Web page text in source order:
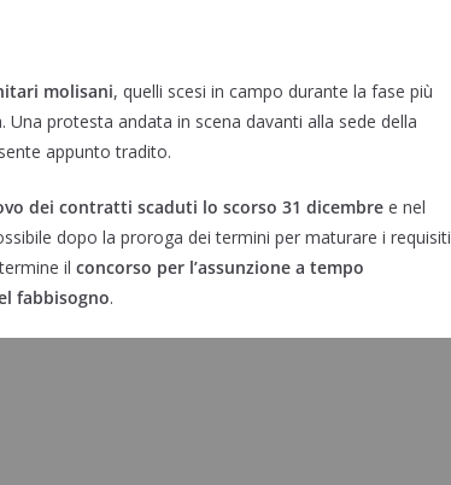
molisani, quelli scesi in campo durante la fase più
protesta andata in scena davanti alla sede della
appunto tradito.
dei contratti scaduti lo scorso 31 dicembre e nel
dopo la proroga dei termini per maturare i requisiti
il concorso per l’assunzione a tempo
fabbisogno.